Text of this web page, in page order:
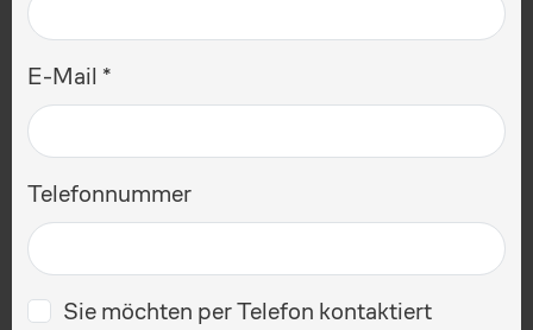
E-Mail
Telefonnummer
Sie möchten per Telefon kontaktiert